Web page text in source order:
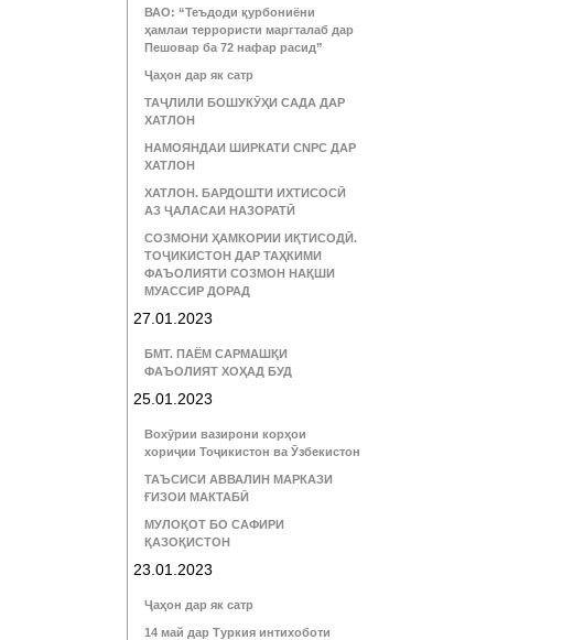
ВАО: “Теъдоди қурбониёни
ҳамлаи террористи маргталаб дар
Пешовар ба 72 нафар расид”
Ҷаҳон дар як сатр
ТАҶЛИЛИ БОШУКӮҲИ САДА ДАР
ХАТЛОН
НАМОЯНДАИ ШИРКАТИ CNPC ДАР
ХАТЛОН
ХАТЛОН. БАРДОШТИ ИХТИСОСӢ
АЗ ҶАЛАСАИ НАЗОРАТӢ
СОЗМОНИ ҲАМКОРИИ ИҚТИСОДӢ.
ТОҶИКИСТОН ДАР ТАҲКИМИ
ФАЪОЛИЯТИ СОЗМОН НАҚШИ
МУАССИР ДОРАД
27.01.2023
БМТ. ПАЁМ САРМАШҚИ
ФАЪОЛИЯТ ХОҲАД БУД
25.01.2023
Вохӯрии вазирони корҳои
хориҷии Тоҷикистон ва Ӯзбекистон
ТАЪСИСИ АВВАЛИН МАРКАЗИ
ҒИЗОИ МАКТАБӢ
МУЛОҚОТ БО САФИРИ
ҚАЗОҚИСТОН
23.01.2023
Ҷаҳон дар як сатр
14 май дар Туркия интихоботи